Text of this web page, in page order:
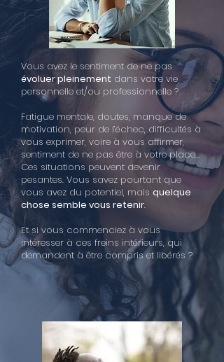
Vous avez le sentiment de ne pas
évoluer pleinement dans votre vie
personnelle et/ou professionnelle ?
Fatigue mentale, doutes, manque de
motivation, peur de l’échec, difficultés à
vous exprimer, voire à vous affirmer,
sentiment de ne pas être à votre place…
Ces situations peuvent devenir
pesantes. Vous savez pourtant que
vous avez du potentiel, mais quelque
chose semble vous retenir.
Et si vous commenciez à vous
intéresser à ces freins intérieurs, qui
demandent à être compris et libérés ?